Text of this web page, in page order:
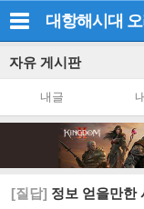
대항해시대
자유 게시판
내글
[질답] 정보 얻을만한